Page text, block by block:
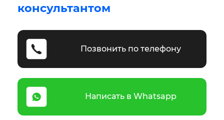
консультантом
Позвонить по телефону
Написать в Whatsapp